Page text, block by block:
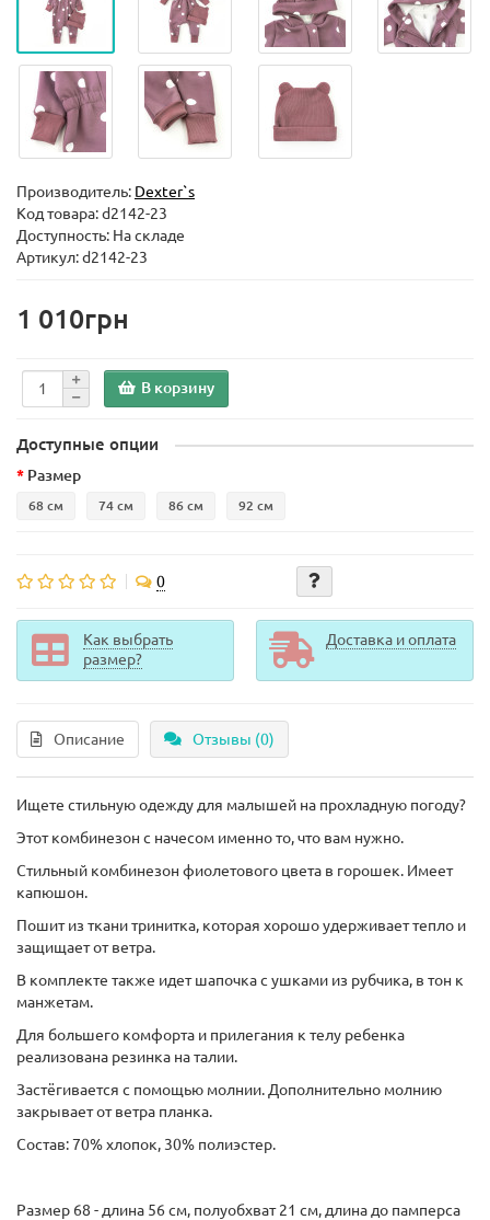
Производитель: Dexter`s
Код товара:d2142-23
Доступность: На складе
Артикул: d2142-23
1 010грн
В корзину
Доступные опции
Размер
68 см 74 см 86 см 92 см
0
Как выбрать
размер?
Доставка и оплата
Описание Отзывы (0)
Ищете стильную одежду для малышей на прохладную погоду?
Этот комбинезон с начесом именно то, что вам нужно.
Стильный комбинезон фиолетового цвета в горошек. Имеет
капюшон.
Пошит из ткани тринитка, которая хорошо удерживает тепло и
защищает от ветра.
В комплекте также идет шапочка с ушками из рубчика, в тон к
манжетам.
Для большего комфорта и прилегания к телу ребенка
реализована резинка на талии.
Застёгивается с помощью молнии. Дополнительно молнию
закрывает от ветра планка.
Состав: 70% хлопок, 30% полиэстер.
Размер 68 - длина 56 см, полуобхват 21 см, длина до памперса